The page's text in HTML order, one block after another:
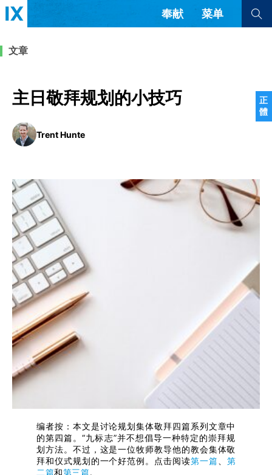
正
體
奉献 菜单
福音传讲与宣教 成员制与教会纪律
团契生活与祷告
查看全部
查看全部
简体中文 正體中文
英语
西班牙语
葡萄牙语
俄语
乌兹别克语
波斯语
法语
波兰语
越南语
韩语
阿尔巴尼亚语
文章
主日敬拜规划的小技巧
Trent Hunte
编者按：本文是讨论规划集体敬拜四篇系列文章中
的第四篇。“九标志”并不想倡导一种特定的崇拜规
划方法。不过，这是一位牧师教导他的教会集体敬
拜和仪式规划的一个好范例。点击阅读第一篇
第
二篇和第三篇。